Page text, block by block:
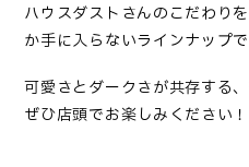
ハウスダストさんのこだわり
か手に入らないラインナップで
可愛さとダークさが共存する
ぜひ店頭でお楽しみください！